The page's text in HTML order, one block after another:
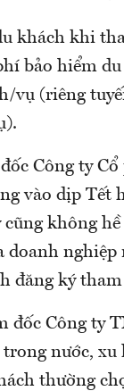
khách khi
bảo hiểm
vụ (riêng
Công ty
vào dịp Tết
không
đăng ký
đốc Công ty
nước,
thường